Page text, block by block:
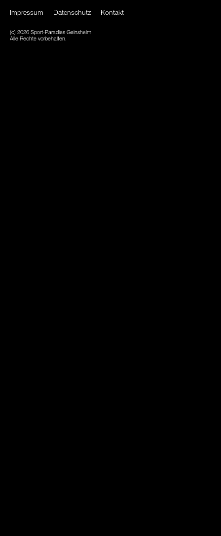
Impressum Datenschutz Kontakt
(c) 2026 Sport-Paradies Geinsheim
Alle Rechte vorbehalten.